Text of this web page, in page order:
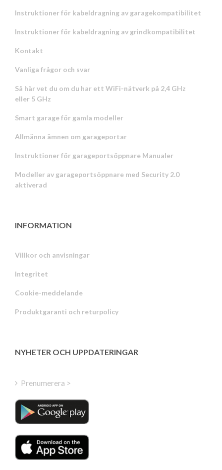
Instruktioner för kabeldragning av garagekompatibilitet
Instruktioner för kabeldragning av grindkompatibilitet
Kontakt
Vanliga frågor och svar
Så här vet du om du har ett WiFi-nätverk på 2,4 GHz
eller 5 GHz
Smart garage för gamla modeller
Allmänna ämnen om garageportar
Instruktioner för garageportsöppnare Manualer
Modeller av garageportsöppnare med Security 2.0
aktiverad
INFORMATION
Villkor och anvisningar
Integritet
Cookie-meddelande
Produktgaranti och returpolicy
NYHETER OCH UPPDATERINGAR
Prenumerera >